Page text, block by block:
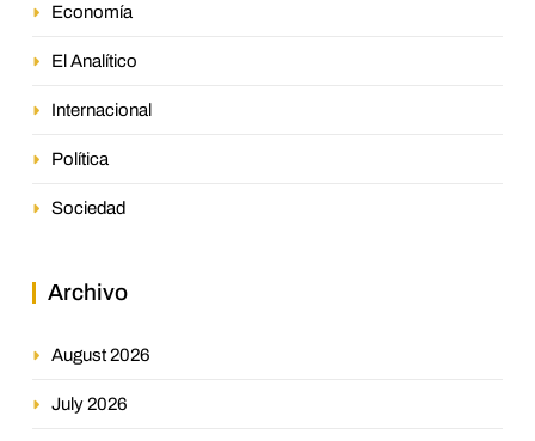
Economía
El Analítico
Internacional
Política
Sociedad
Archivo
August 2026
July 2026